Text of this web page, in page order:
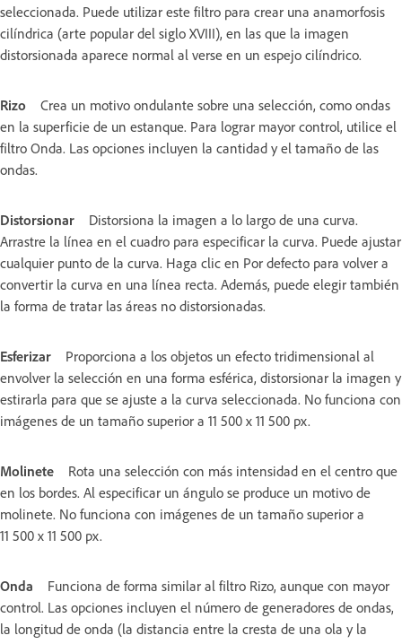
seleccionada. Puede utilizar este filtro para crear una anamorfosis
cilíndrica (arte popular del siglo XVIII), en las que la imagen
distorsionada aparece normal al verse en un espejo cilíndrico.
Rizo
Crea un motivo ondulante sobre una selección, como ondas
en la superficie de un estanque. Para lograr mayor control, utilice el
filtro Onda. Las opciones incluyen la cantidad y el tamaño de las
ondas.
Distorsionar
Distorsiona la imagen a lo largo de una curva.
Arrastre la línea en el cuadro para especificar la curva. Puede ajustar
cualquier punto de la curva. Haga clic en Por defecto para volver a
convertir la curva en una línea recta. Además, puede elegir también
la forma de tratar las áreas no distorsionadas.
Esferizar
Proporciona a los objetos un efecto tridimensional al
envolver la selección en una forma esférica, distorsionar la imagen y
estirarla para que se ajuste a la curva seleccionada. No funciona con
imágenes de un tamaño superior a 11 500 x 11 500 px.
Molinete
Rota una selección con más intensidad en el centro que
en los bordes. Al especificar un ángulo se produce un motivo de
molinete. No funciona con imágenes de un tamaño superior a
11 500 x 11 500 px.
Onda
Funciona de forma similar al filtro Rizo, aunque con mayor
control. Las opciones incluyen el número de generadores de ondas,
la longitud de onda (la distancia entre la cresta de una ola y la